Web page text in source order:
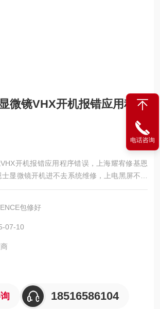
微镜VHX开机报错应用程序
开机报错应用程序错误，上海耀宥修基恩
显微镜开机进不去系统维修，上电黑屏不亮
的好还修的快，我公司库存各系列基恩士配
用到报废都有。如果需要维修可以发给我公
恩士模拟测试平台等在线测速仪都齐全，在
包修好
07-10
18516586104
电话咨询